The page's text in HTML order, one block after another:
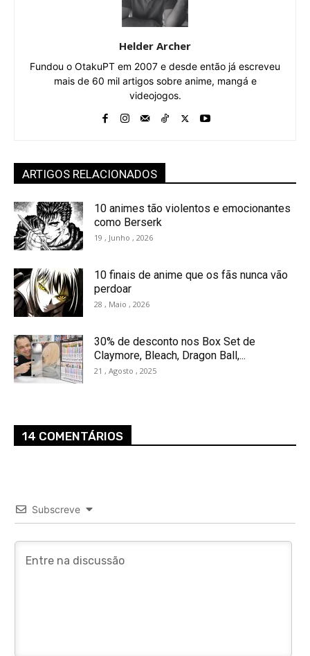
Helder Archer
Fundou o OtakuPT em 2007 e desde então já escreveu
mais de 60 mil artigos sobre anime, mangá e
videojogos.
ARTIGOS RELACIONADOS
10 animes tão violentos e emocionantes
como Berserk
19 , Junho , 2026
10 finais de anime que os fãs nunca vão
perdoar
28 , Maio , 2026
30% de desconto nos Box Set de
Claymore, Bleach, Dragon Ball,...
21 , Agosto , 2025
14 COMENTÁRIOS
Subscreve